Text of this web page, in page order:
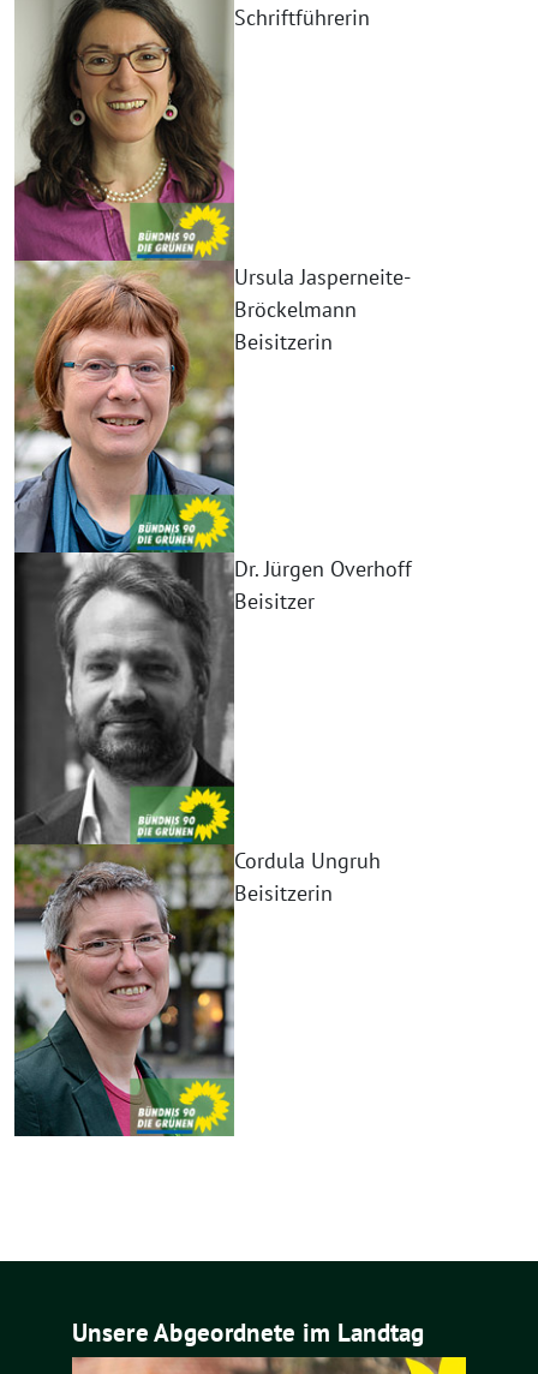
Schriftführerin
Ursula Jasperneite-
Bröckelmann
Beisitzerin
Dr. Jürgen Overhoff
Beisitzer
Cordula Ungruh
Beisitzerin
Unsere Abgeordnete im Landtag